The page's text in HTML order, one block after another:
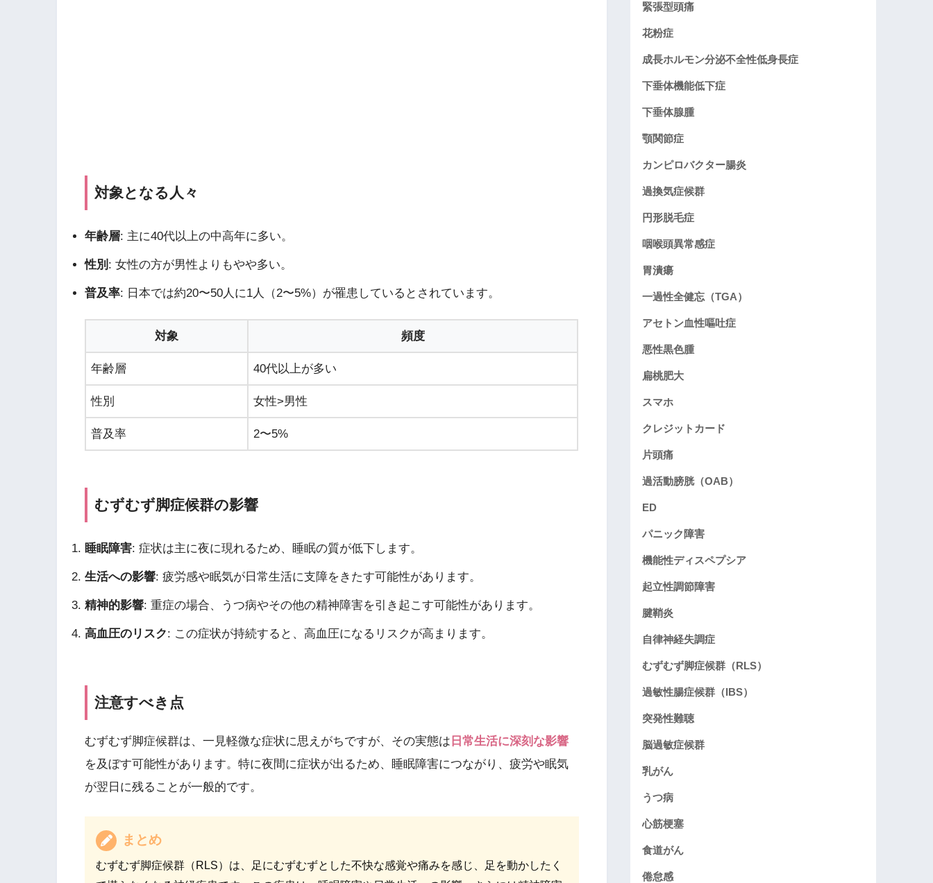
対象となる人々
年齢層: 主に40代以上の中高年に多い。
性別 : 女性の方が男性よりもやや多い。
普及率: 日本では約20〜50人に1人（2〜5%）が罹患しているとされています。
対象 頻度
年齢層 40代以上が多い
性別 女性>男性
普及率 2〜5%
むずむず脚症候群の影響
睡眠障害: 症状は主に夜に現れるため、睡眠の質が低下します。
生活への影響: 疲労感や眠気が日常生活に支障をきたす可能性があります。
精神的影響: 重症の場合、うつ病やその他の精神障害を引き起こす可能性があります。
高血圧のリスク: この症状が持続すると、高血圧になるリスクが高まります。
注意すべき点
むずむず脚症候群は、一見軽微な症状に思えがちですが、その実態は 日常生活に深刻な影響
を及ぼす可能性があります。特に夜間に症状が出るため、睡眠障害につながり、疲労や眠気
が翌日に残ることが一般的です。
まとめ
むずむず脚症候群（RLS）は、足にむずむずとした不快な感覚や痛みを感じ、足を動かしたく
緊張型頭痛
花粉症
成長ホルモン分泌不全性低身長症
下垂体機能低下症
下垂体腺腫
顎関節症
カンピロバクター腸炎
過換気症候群
円形脱毛症
咽喉頭異常感症
胃潰瘍
一過性全健忘（TGA）
アセトン血性嘔吐症
悪性黒色腫
扁桃肥大
スマホ
クレジットカード
片頭痛
過活動膀胱（OAB）
ED
パニック障害
機能性ディスペプシア
起立性調節障害
腱鞘炎
自律神経失調症
むずむず脚症候群（RLS）
過敏性腸症候群（IBS）
突発性難聴
脳過敏症候群
乳がん
うつ病
心筋梗塞
食道がん
倦怠感